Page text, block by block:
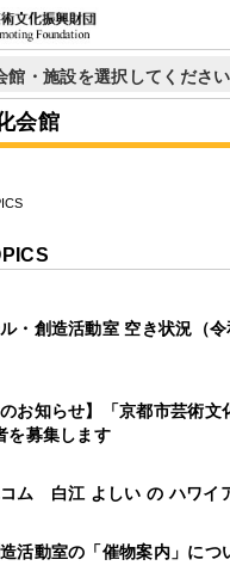
館・施設を選択してください
京都コンサートホール
東部文化会館
呉竹文化センター
西文化会館ウエスティ
北文化会館
右京ふれあい文化会館
ロームシアター京都
会館
ル・創造活動室 空き状況（
のお知らせ】「京都市芸術文
を募集します
ム 白江 よしい の ハワイ
活動室の「催物案内」につ